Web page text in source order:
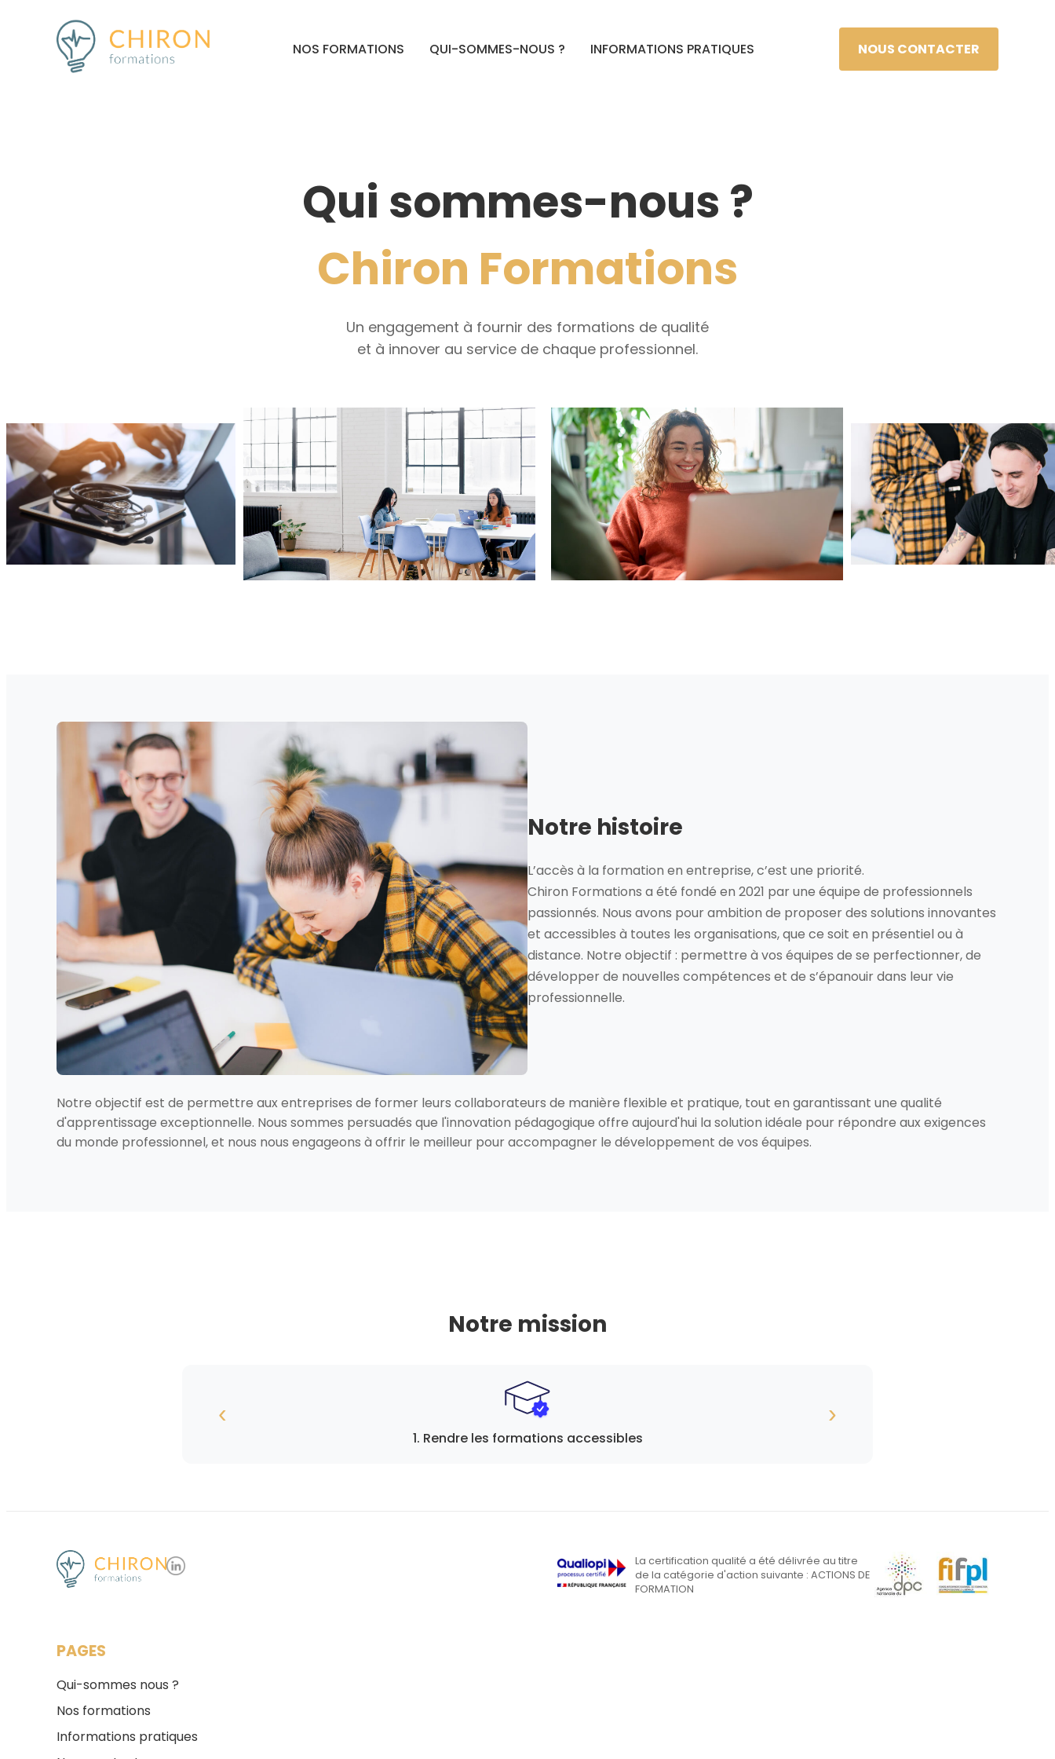
NOS FORMATIONS QUI-SOMMES-NOUS ? INFORMATIONS PRATIQUES NOUS CONTACTER
Qui sommes-nous ?
Chiron Formations
Un engagement à fournir des formations de qualité
et à innover au service de chaque professionnel.
Notre histoire
L’accès à la formation en entreprise, c’est une priorité.
Chiron Formations a été fondé en 2021 par une équipe de professionnels
passionnés. Nous avons pour ambition de proposer des solutions innovantes
et accessibles à toutes les organisations, que ce soit en présentiel ou à
distance. Notre objectif : permettre à vos équipes de se perfectionner, de
développer de nouvelles compétences et de s’épanouir dans leur vie
professionnelle.
Notre objectif est de permettre aux entreprises de former leurs collaborateurs de manière flexible et pratique, tout en garantissant une qualité
d'apprentissage exceptionnelle. Nous sommes persuadés que l'innovation pédagogique offre aujourd'hui la solution idéale pour répondre aux exigences
du monde professionnel, et nous nous engageons à offrir le meilleur pour accompagner le développement de vos équipes.
Notre mission
‹
1. Rendre les formations accessibles
›
La certification qualité a été délivrée au titre
de la catégorie d'action suivante : ACTIONS DE
FORMATION
PAGES
Qui-sommes nous ?
Nos formations
Informations pratiques